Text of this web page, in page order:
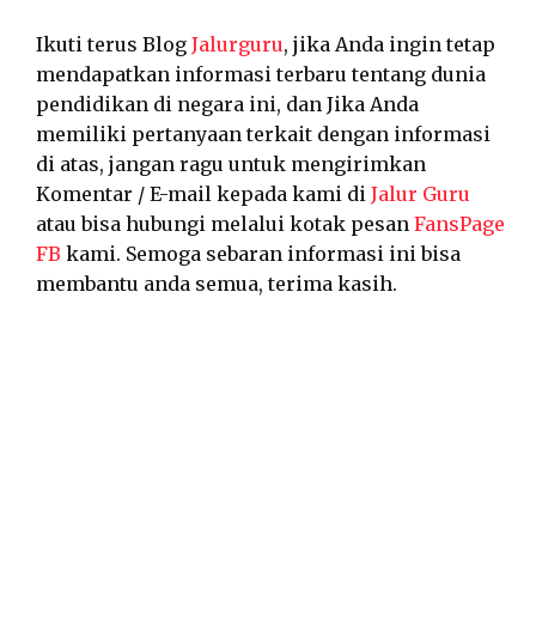
Ikuti terus Blog Jalurguru, jika Anda ingin tetap
mendapatkan informasi terbaru tentang dunia
pendidikan di negara ini, dan Jika Anda
memiliki pertanyaan terkait dengan informasi
di atas, jangan ragu untuk mengirimkan
Komentar / E-mail kepada kami di Jalur Guru
atau bisa hubungi melalui kotak pesan FansPage
FB kami. Semoga sebaran informasi ini bisa
membantu anda semua, terima kasih.